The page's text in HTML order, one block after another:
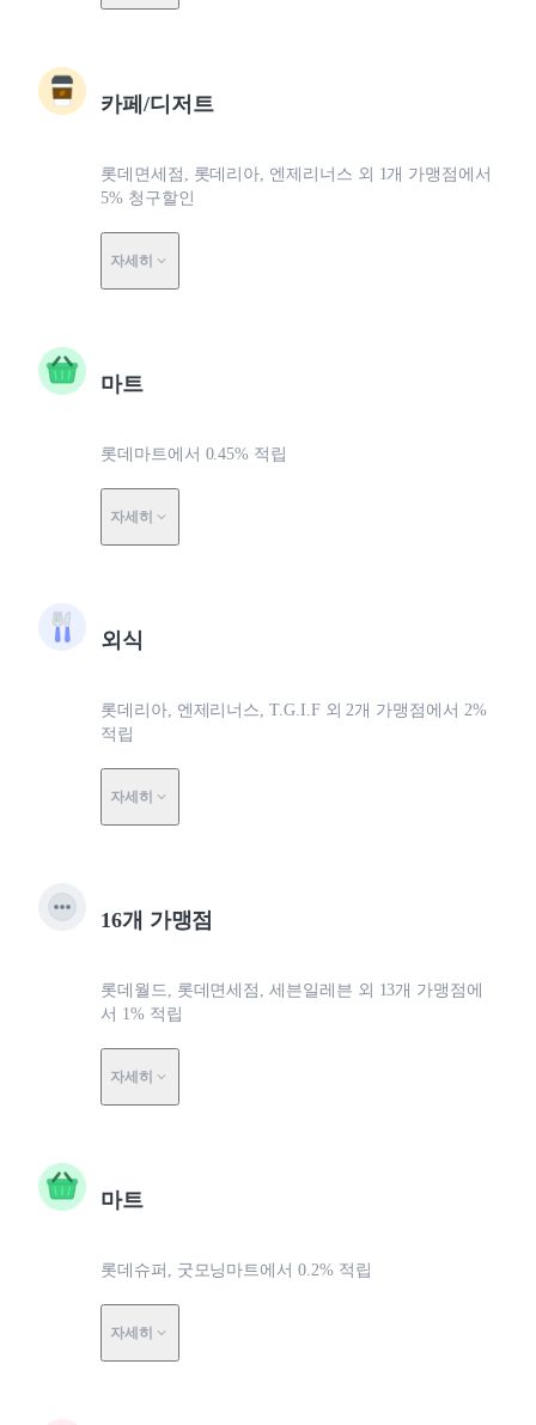
카페/디저트
롯데면세점, 롯데리아, 엔제리너스 외 1개 가맹점에서
5% 청구할인
자세히
마트
롯데마트에서 0.45% 적립
자세히
외식
롯데리아, 엔제리너스, T.G.I.F 외 2개 가맹점에서 2%
적립
자세히
16개 가맹점
롯데월드, 롯데면세점, 세븐일레븐 외 13개 가맹점에
서 1% 적립
자세히
마트
롯데슈퍼, 굿모닝마트에서 0.2% 적립
자세히